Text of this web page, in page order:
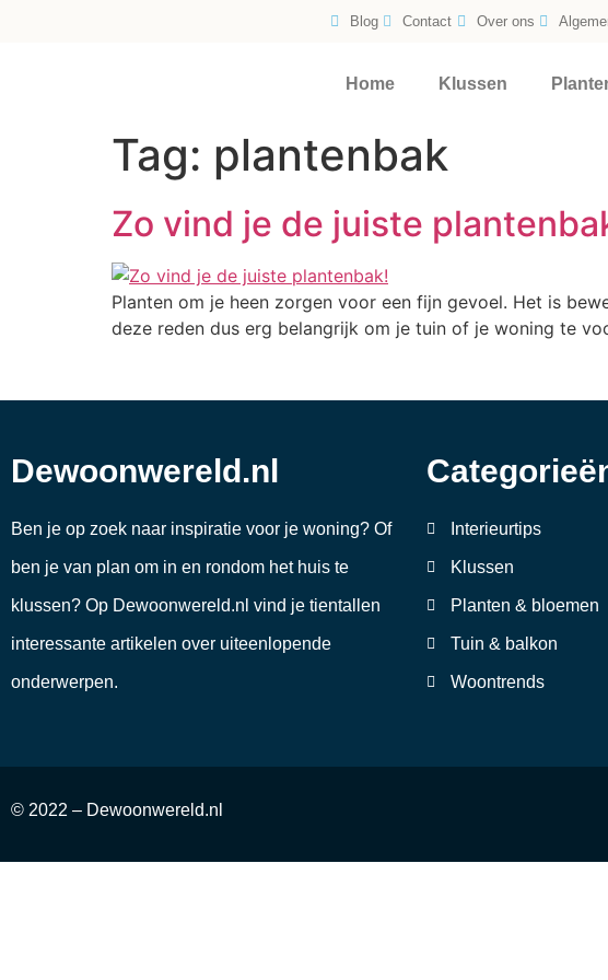
Blog Contact Over ons
Home Klussen
Tag: plantenbak
Zo vind je de juiste
Planten om je heen zorgen voor een fijn gevoel. Het is
deze reden dus erg belangrijk om je tuin of je woning te
Dewoonwereld.nl
Ben je op zoek naar inspiratie voor je woning? Of
ben je van plan om in en rondom het huis te
klussen? Op Dewoonwereld.nl vind je tientallen
interessante artikelen over uiteenlopende
onderwerpen.
Interieurtips
Klussen
Planten & bloemen
Tuin & balkon
Woontrends
© 2022 – Dewoonwereld.nl